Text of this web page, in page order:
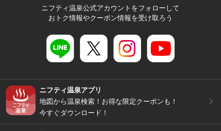
ニフティ温泉公式アカウントをフォローして
おトク情報やクーポン情報を受け取ろう
ニフティ温泉アプリ
地図から温泉検索！お得な限定クーポンも！
今すぐダウンロード！